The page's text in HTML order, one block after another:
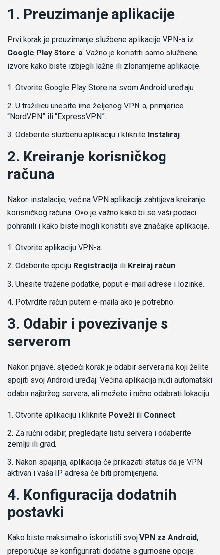
1. Preuzimanje aplikacije
Prvi korak je preuzimanje službene aplikacije VPN-a iz
Google Play Store-a. Važno je koristiti samo službene
izvore kako biste izbjegli lažne ili zlonamjerne aplikacije.
Otvorite Google Play Store na svom Android uređaju.
U tražilicu unesite ime željenog VPN-a, primjerice
“NordVPN” ili “ExpressVPN”.
Odaberite službenu aplikaciju i kliknite Instaliraj.
2. Kreiranje korisničkog
računa
Nakon instalacije, većina VPN aplikacija zahtijeva kreiranje
korisničkog računa. Ovo je važno kako bi se vaši podaci
pohranili i kako biste mogli koristiti sve značajke aplikacije.
Otvorite aplikaciju VPN-a.
Odaberite opciju Registracija ili Kreiraj račun.
Unesite tražene podatke, poput e-mail adrese i lozinke.
Potvrdite račun putem e-maila ako je potrebno.
3. Odabir i povezivanje s
serverom
Nakon prijave, sljedeći korak je odabir servera na koji želite
spojiti svoj Android uređaj. Većina aplikacija nudi automatski
odabir najbržeg servera, ali možete i ručno odabrati lokaciju.
Otvorite aplikaciju i kliknite Poveži ili Connect.
Za ručni odabir, pregledajte listu servera i odaberite
zemlju ili grad.
Nakon spajanja, aplikacija će prikazati status da je VPN
aktivan i vaša IP adresa će biti promijenjena.
4. Konfiguracija dodatnih
postavki
Kako biste maksimalno iskoristili svoj VPN za Android,
preporučuje se konfigurirati dodatne sigurnosne opcije: